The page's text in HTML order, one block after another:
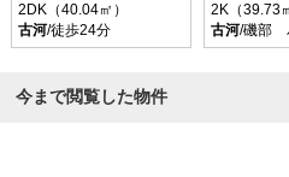
2DK（40.04㎡）
古河/徒歩24分
2K（39.73
古河/磯部
今まで閲覧した物件